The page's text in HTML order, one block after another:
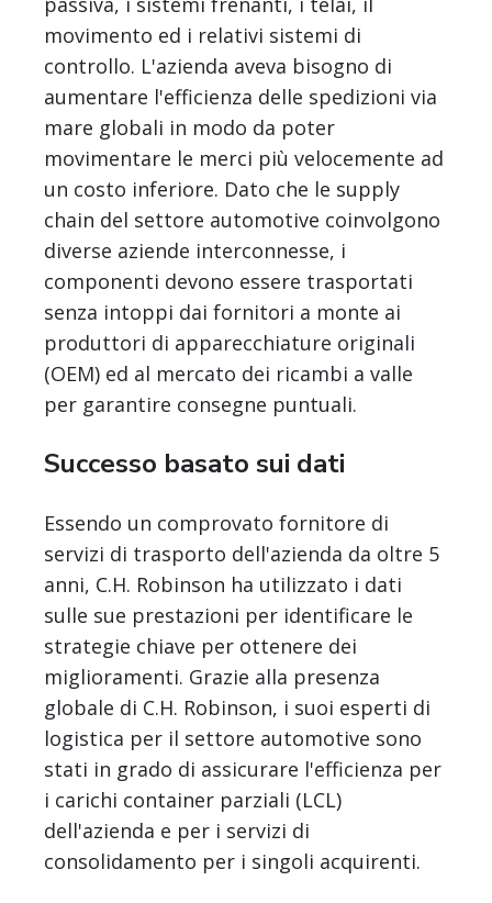
movimento ed i relativi sistemi di
controllo. L'azienda aveva bisogno di
aumentare l'efficienza delle spedizioni via
mare globali in modo da poter
movimentare le merci più velocemente ad
un costo inferiore. Dato che le supply
chain del settore automotive coinvolgono
diverse aziende interconnesse, i
componenti devono essere trasportati
senza intoppi dai fornitori a monte ai
produttori di apparecchiature originali
(OEM) ed al mercato dei ricambi a valle
per garantire consegne puntuali.
Successo basato sui dati
Essendo un comprovato fornitore di
servizi di trasporto dell'azienda da oltre 5
anni, C.H. Robinson ha utilizzato i dati
sulle sue prestazioni per identificare le
strategie chiave per ottenere dei
miglioramenti. Grazie alla presenza
globale di C.H. Robinson, i suoi esperti di
logistica per il settore automotive sono
stati in grado di assicurare l'efficienza per
i carichi container parziali (LCL)
dell'azienda e per i servizi di
consolidamento per i singoli acquirenti.